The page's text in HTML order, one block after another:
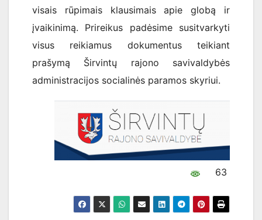
visais rūpimais klausimais apie globą ir
įvaikinimą. Prireikus padėsime susitvarkyti
visus reikiamus dokumentus teikiant
prašymą Širvintų rajono savivaldybės
administracijos socialinės paramos skyriui.
63